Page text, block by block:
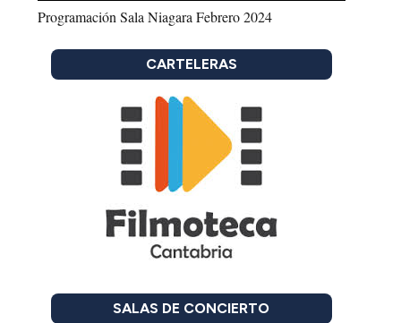
Programación Sala Niagara Febrero 2024
CARTELERAS
SALAS DE CONCIERTO